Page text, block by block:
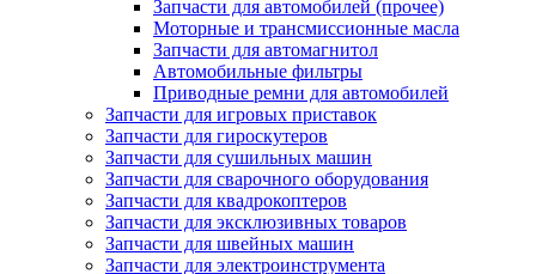
Запчасти для автомобилей (прочее)
Моторные и трансмиссионные масла
Запчасти для автомагнитол
Автомобильные фильтры
Приводные ремни для автомобилей
Запчасти для игровых приставок
Запчасти для гироскутеров
Запчасти для сушильных машин
Запчасти для сварочного оборудования
Запчасти для квадрокоптеров
Запчасти для эксклюзивных товаров
Запчасти для швейных машин
Запчасти для электроинструмента